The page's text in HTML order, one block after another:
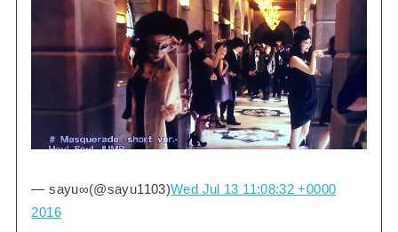
— sayu∞(@sayu1103)Wed Jul 13 11:08:32 +0000
2016